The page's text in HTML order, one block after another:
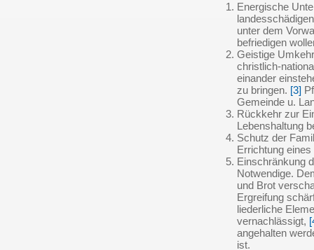
Energische
unter dem
befriedigen
Geistige
christlich-
einander
zu bringen. [3]
Gemeinde u.
Rückkehr zur
Lebenshaltung
Schutz der
Errichtung
Einschränkung
Notwendige.
und Brot
Ergreifung
liederliche
vernachlässigt,
angehalten
ist.